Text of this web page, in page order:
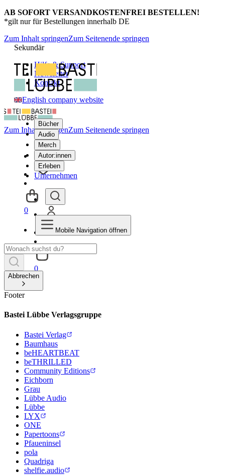
AB SOFORT VERSANDKOSTENFREI BESTELLEN!
*gilt nur für Bestellungen innerhalb DE
Zum Inhalt springenZum Seitenende springen
Sekundär
Hilfe & Support
Newsletter
Kontakt
English company website
Bücher
Audio
Merch
Autor:innen
Erleben
Unternehmen
0
Zum Inhalt springenZum Seitenende springen
0
Mobile Navigation öffnen
Abbrechen
Footer
Bastei Lübbe Verlagsgruppe
Bastei Verlag
Baumhaus
beHEARTBEAT
beTHRILLED
Community Editions
Eichborn
Grau
Lübbe Audio
Lübbe
LYX
ONE
Papertoons
Pfaueninsel
pola
Quadriga
shelfie.audio